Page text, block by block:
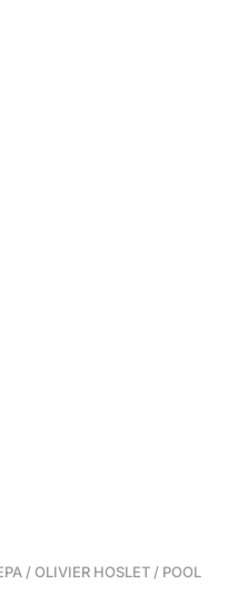
/OLIVIER HOSLET / POOL